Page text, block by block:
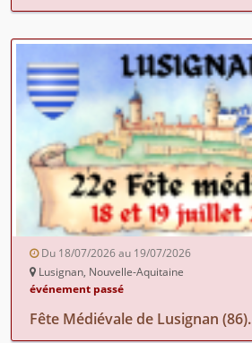
Du 18/07/2026 au 19/07/2026
Lusignan, Nouvelle-Aquitaine
événement passé
Fête Médiévale de Lusignan (86).